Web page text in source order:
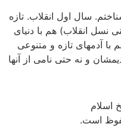
شاه حسینی را در سال 58 شناختم. سال اول انقلاب. تازه
نسل انقلاب) هم با دنیای
با آدمهای تازه و متنوعی
و نه حتی نامی از آنها
اسلام
است.